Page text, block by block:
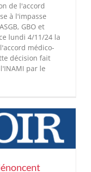
de l'accord
à l'impasse
GBO et
lundi 4/11/24 la
médico-
décision fait
par le